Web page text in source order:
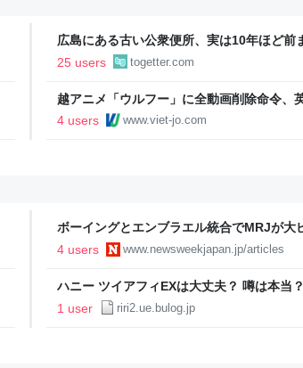
広島にある古い公衆便所、実は10年ほど前
いなかった…投下直後に近くの水道から出
25 users togetter.com
越アニメ「ウルフー」に全動画削除命令、
4 users
www.viet-jo.com
ボーイングとエンブラエル統合でMRJが大
ューズウィーク日本版 オフィシャルサイト
4 users www.newsweekjapan.jp/articles
ハニー ツイアフィEXは大丈夫？ 噂は本当？
1 user
riri2.ue.bulog.jp